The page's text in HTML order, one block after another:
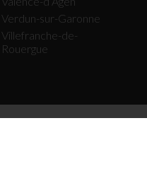
Verdun-sur-Garonne
Villefranche-de-
Rouergue